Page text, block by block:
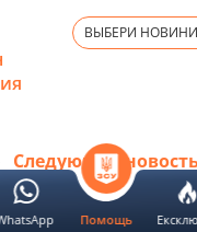
ВЫБЕРИ
Следующая
Помощь